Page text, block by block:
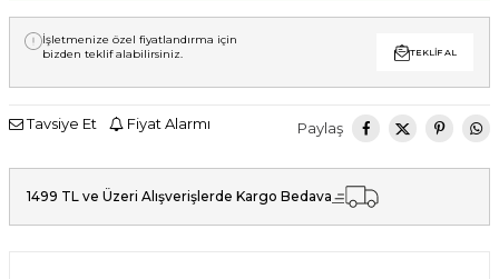
İşletmenize özel fiyatlandırma için
bizden teklif alabilirsiniz.
TEKLIF AL
Tavsiye Et Fiyat Alarmı Paylaş
1499 TL ve Üzeri Alışverişlerde Kargo Bedava